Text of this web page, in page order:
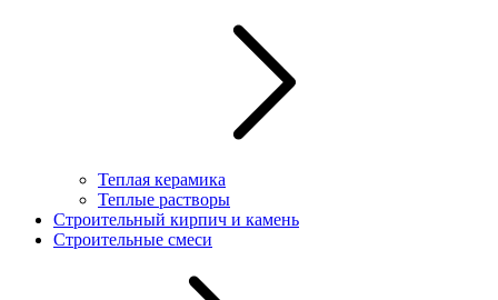
Теплая керамика
Теплые растворы
Строительный кирпич и камень
Строительные смеси